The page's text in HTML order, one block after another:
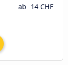
ab 14 CHF